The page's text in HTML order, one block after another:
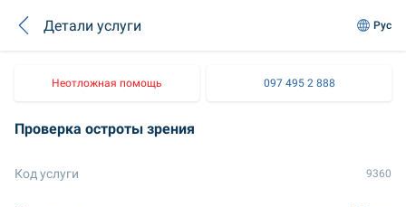
Детали услуги Рус
Неотложная помощь 097 495 2 888
Проверка остроты зрения
Код услуги 9360